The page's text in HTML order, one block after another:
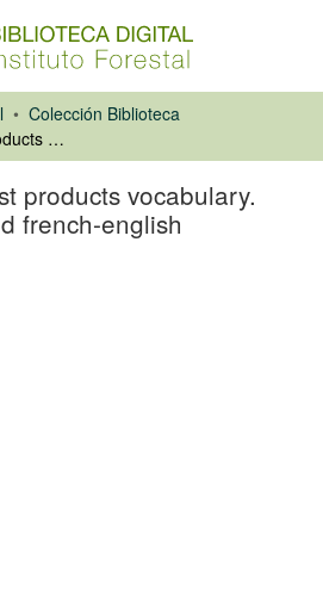
Colección Biblioteca
Forestry and forest products vocabulary. English-french and french-english
products vocabulary.
french-english